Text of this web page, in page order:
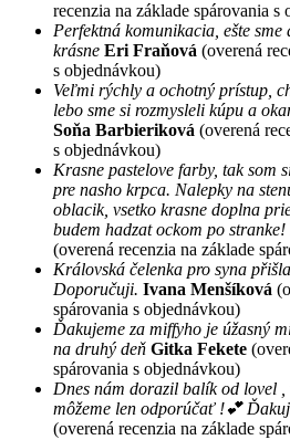
recenzia na základe spárovania s
Perfektná komunikacia, ešte
krásne Eri Fraňová (overená
s objednávkou)
Veľmi rýchly a ochotný prístup,
lebo sme si rozmysleli kúpu a
Soňa Barbieriková (overená
s objednávkou)
Krasne pastelove farby, tak som
pre nasho krpca. Nalepky na
oblacik, vsetko krasne doplna
budem hadzat ockom po stranke!
(overená recenzia na základe
Královská čelenka pro syna
Doporučuji. Ivana Menšíková
spárovania s objednávkou)
Ďakujeme za miffyho je úžasný
na druhý deň Gitka Fekete
spárovania s objednávkou)
Dnes nám dorazil balík od lovel ,
môžeme len odporúčať !💕
(overená recenzia na základe